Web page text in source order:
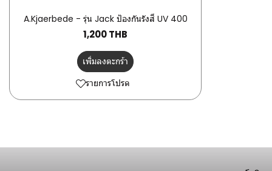
A.Kjaerbede - รุ่น Jack ป้องกันรังสี UV 400
1,200 THB
เพิ่มลงตะกร้า
รายการโปรด